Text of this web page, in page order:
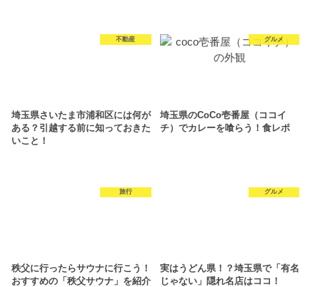
不動産
埼玉県さいたま市浦和区には何が
ある？引越する前に知っておきた
いこと！
グルメ
埼玉県のCoCo壱番屋（ココイ
チ）でカレーを喰らう！食レポ
旅行
秩父に行ったらサウナに行こう！
おすすめの「秩父サウナ」を紹介
グルメ
実はうどん県！？埼玉県で「有名
じゃない」隠れ名店はココ！